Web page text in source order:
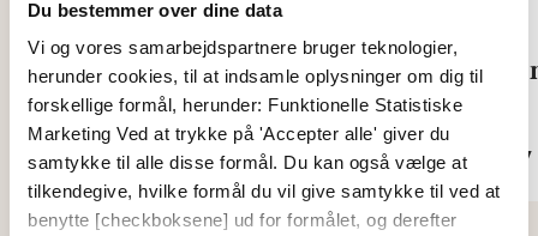
Du bestemmer over dine data
Vi og vores samarbejdspartnere bruger teknologier,
herunder cookies, til at indsamle oplysninger om dig til
forskellige formål, herunder: Funktionelle Statistiske
Marketing Ved at trykke på 'Accepter alle' giver du
samtykke til alle disse formål. Du kan også vælge at
tilkendegive, hvilke formål du vil give samtykke til ved at
benytte [checkboksene] ud for formålet, og derefter
Vertikalmarkise Zip Screen
Fra
9.436 kr.